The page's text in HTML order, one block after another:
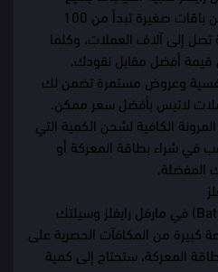
اللاعبين. يمكنك الاختيار من بين باقات صغيرة تبدأ من 100
إلى آلاف العملات، وكلما
قيمة أفضل مقابل نقودك.
وعروض مستمرة تضمن لك
لاتيس بأفضل سعر ممكن.
الكافية لشحن الكمية التي
في شراء بطاقة المعركة أو
المفضلة.
تُعد بطاقة المعركة (Battle Pass) في مارفل رايفلز وسيلتك
كبيرة من المكافآت الحصرية على
المعركة، ستحتاج إلى كمية